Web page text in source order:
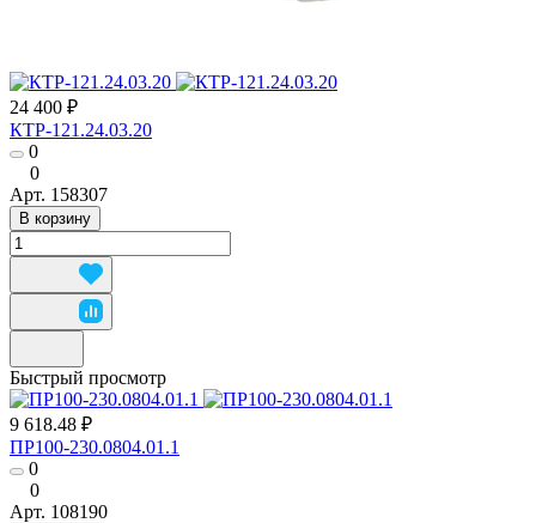
24 400 ₽
КТР-121.24.03.20
0
0
Арт. 158307
В корзину
Быстрый просмотр
9 618.48 ₽
ПР100-230.0804.01.1
0
0
Арт. 108190